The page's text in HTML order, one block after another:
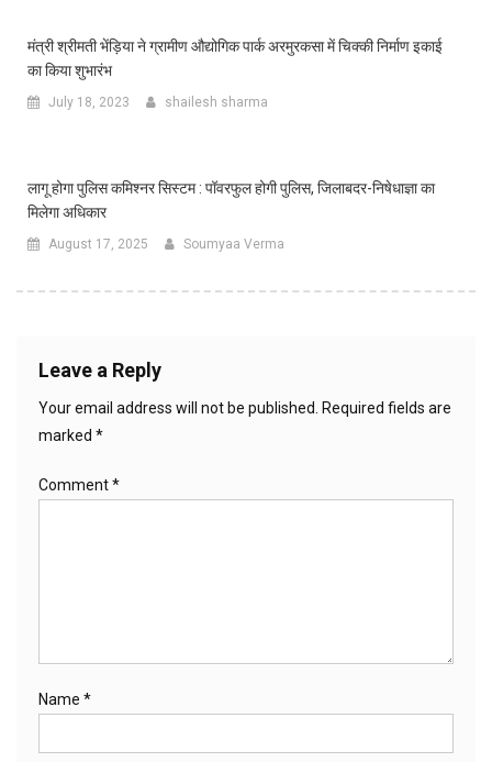
मंत्री श्रीमती भेंड़िया ने ग्रामीण औद्योगिक पार्क अरमुरकसा में चिक्की निर्माण इकाई
का किया शुभारंभ
July 18, 2023 shailesh sharma
लागू होगा पुलिस कमिश्नर सिस्टम : पॉवरफुल होगी पुलिस, जिलाबदर-निषेधाज्ञा का
मिलेगा अधिकार
August 17, 2025 Soumyaa Verma
Leave a Reply
Your email address will not be published.
Required fields are
marked *
Comment*
Name *